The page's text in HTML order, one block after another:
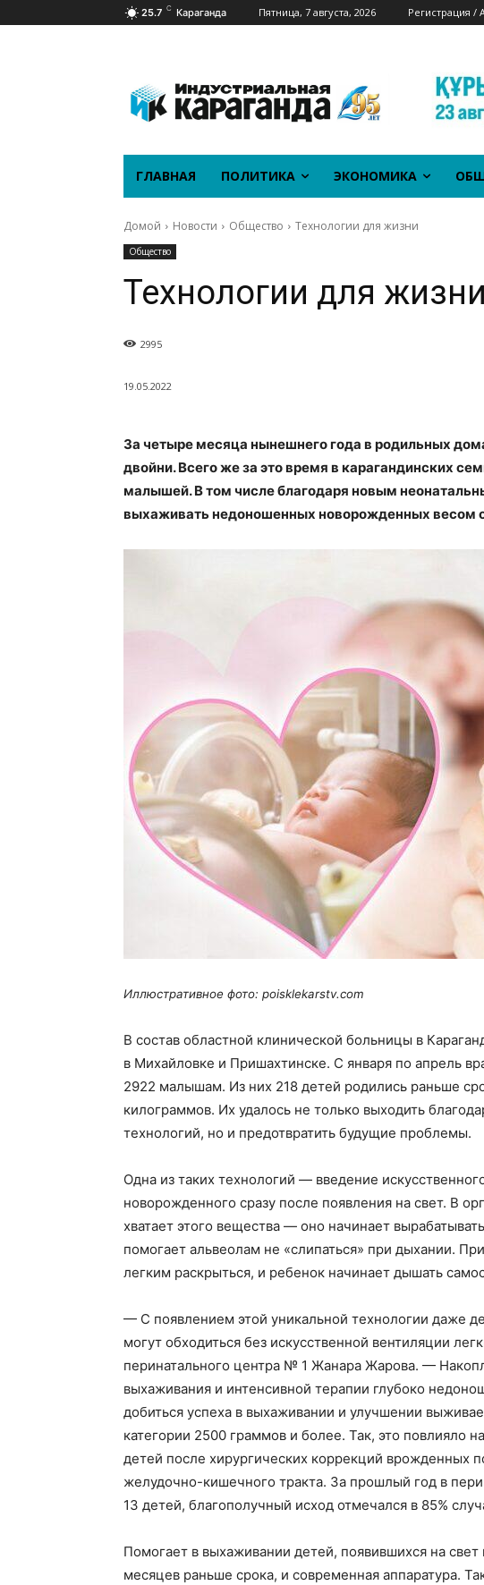
25.7 C Караганда Пятница, 7 августа, 2026 Регистрация /
ГЛАВНАЯ ПОЛИТИКА ЭКОНОМИКА
Домой Новости Общество Технологии для жизни
Общество
Технологии для жизни
2995
19.05.2022
За четыре месяца нынешнего года в родильных
двойни. Всего же за это время в карагандинских
малышей. В том числе благодаря новым
выхаживать недоношенных новорожденных весом
Иллюстративное фото: poisklekarstv.com
В состав областной клинической больницы в
в Михайловке и Пришахтинске. С января по апрель
2922 малышам. Из них 218 детей родились раньше
килограммов. Их удалось не только выходить
технологий, но и предотвратить будущие проблемы.
Одна из таких технологий — введение
новорожденного сразу после появления на свет. В
хватает этого вещества — оно начинает
помогает альвеолам не «слипаться» при дыхании.
легким раскрыться, и ребенок начинает дышать
— С появлением этой уникальной технологии даже
могут обходиться без искусственной вентиляции
перинатального центра № 1 Жанара Жарова. —
выхаживания и интенсивной терапии глубоко
добиться успеха в выхаживании и улучшении
категории 2500 граммов и более. Так, это повлияло
детей после хирургических коррекций врожденных
желудочно-кишечного тракта. За прошлый год в
13 детей, благополучный исход отмечался в 85%
Помогает в выхаживании детей, появившихся на
месяцев раньше срока, и современная аппаратура.